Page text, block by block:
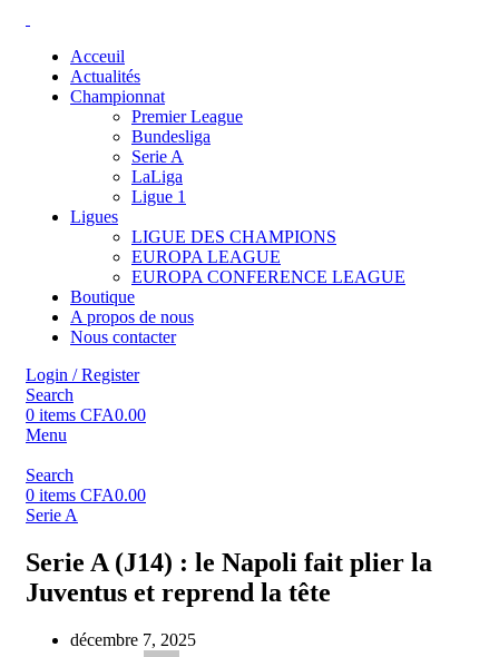
Acceuil
Actualités
Championnat
Premier League
Bundesliga
Serie A
LaLiga
Ligue 1
Ligues
LIGUE DES CHAMPIONS
EUROPA LEAGUE
EUROPA CONFERENCE LEAGUE
Boutique
A propos de nous
Nous contacter
Login / Register
Search
0 items CFA0.00
Menu
Search
0 items CFA0.00
Serie A
Serie A (J14) : le Napoli fait plier la
Juventus et reprend la tête
décembre 7, 2025